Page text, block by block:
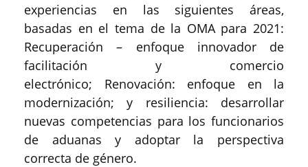
experiencias en las siguientes áreas,
basadas en el tema de la OMA para 2021:
Recuperación – enfoque innovador de
facilitación y comercio
electrónico; Renovación: enfoque en la
modernización; y resiliencia: desarrollar
nuevas competencias para los funcionarios
de aduanas y adoptar la perspectiva
correcta de género.